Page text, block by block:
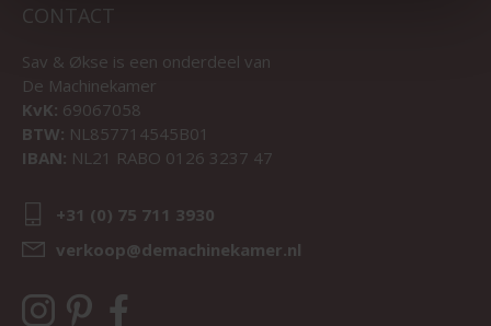
CONTACT
Sav & Økse is een onderdeel van
De Machinekamer
KvK: 69067058
BTW: NL857714545B01
IBAN: NL21 RABO 0126 3237 47
+31 (0) 75 711 3930
verkoop@demachinekamer.nl